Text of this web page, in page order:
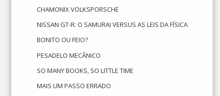
CHAMONIX VOLKSPORSCHE
NISSAN GT-R: O SAMURAI VERSUS AS LEIS DA FÍSICA
BONITO OU FEIO?
PESADELO MECÂNICO
SO MANY BOOKS, SO LITTLE TIME
MAIS UM PASSO ERRADO